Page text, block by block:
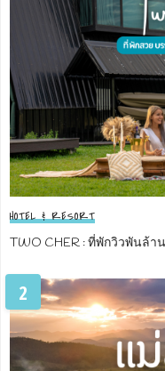
HOTEL & RESORT
TWO CHER : ที่พักวิวพันล้า
2